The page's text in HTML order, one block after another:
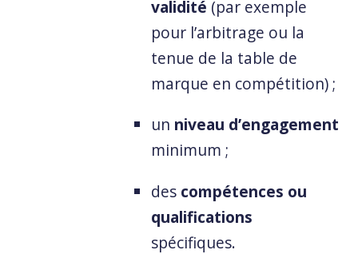
validité (par exemple
pour l’arbitrage ou la
tenue de la table de
marque en compétition) ;
un niveau d’engagement
minimum ;
des compétences ou
qualifications
spécifiques.